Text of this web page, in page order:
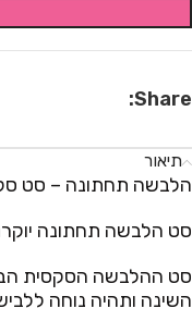
Share:
תיאור
הלבשה תחתונה – סט
סט הלבשה תחתונה
סט ההלבשה הסקסית
השינה ותהיה נוחה